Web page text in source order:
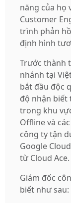
năng của họ
Customer
trình phản
định hình
Trước thành
nhánh tại
bắt đầu độc
độ nhận biết
trong khu
Offline và
công ty tận
Google
từ Cloud Ace.
Giám đốc
biết như sau: